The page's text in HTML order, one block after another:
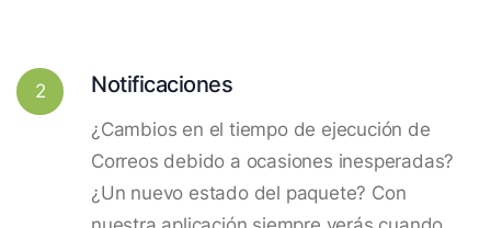
2 Notificaciones
¿Cambios en el tiempo de ejecución de
Correos debido a ocasiones inesperadas?
¿Un nuevo estado del paquete? Con